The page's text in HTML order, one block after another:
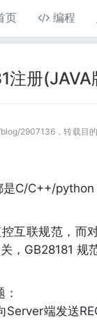
页 编程
注册(JAVA
2907136，转载目
C/C++/
互联规范，而
，GB28181 规
端发送